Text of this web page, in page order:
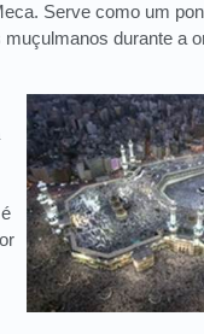
Serve como um
muçulmanos durante a